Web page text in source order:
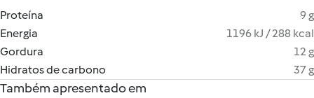
Proteína
9 g
Energia
1196 kJ / 288 kcal
Gordura
12 g
Hidratos de carbono
37 g
Também apresentado em